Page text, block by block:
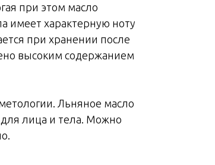
при этом масло
имеет характерную ноту
при хранении после
высоким содержанием
Льняное масло
лица и тела. Можно